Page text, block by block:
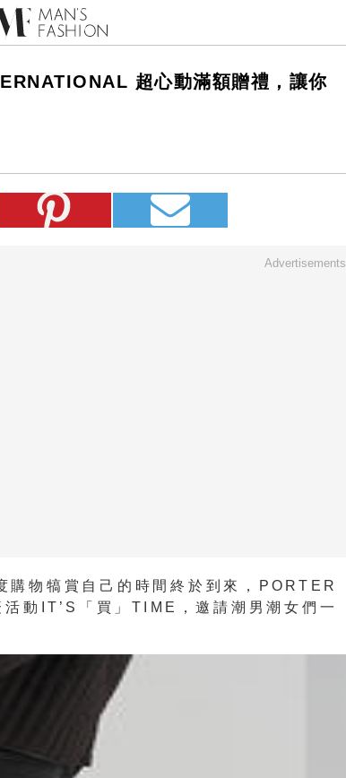
超心動滿額贈禮，讓你
Advertisements
購物犒賞自己的時間終於到來，PORTER
動IT’S「買」TIME，邀請潮男潮女們一